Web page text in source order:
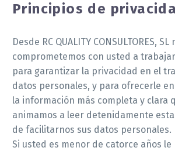
Principios de
Desde RC QUALITY CONSULTORES, SL
comprometemos con usted a
para garantizar la privacidad en el
datos personales, y para ofrecerle
la información más completa y clara
animamos a leer detenidamente
de facilitarnos sus datos personales.
Si usted es menor de catorce años le